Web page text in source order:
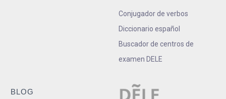
Conjugador de verbos
Diccionario español
Buscador de centros de
examen DELE
BLOG